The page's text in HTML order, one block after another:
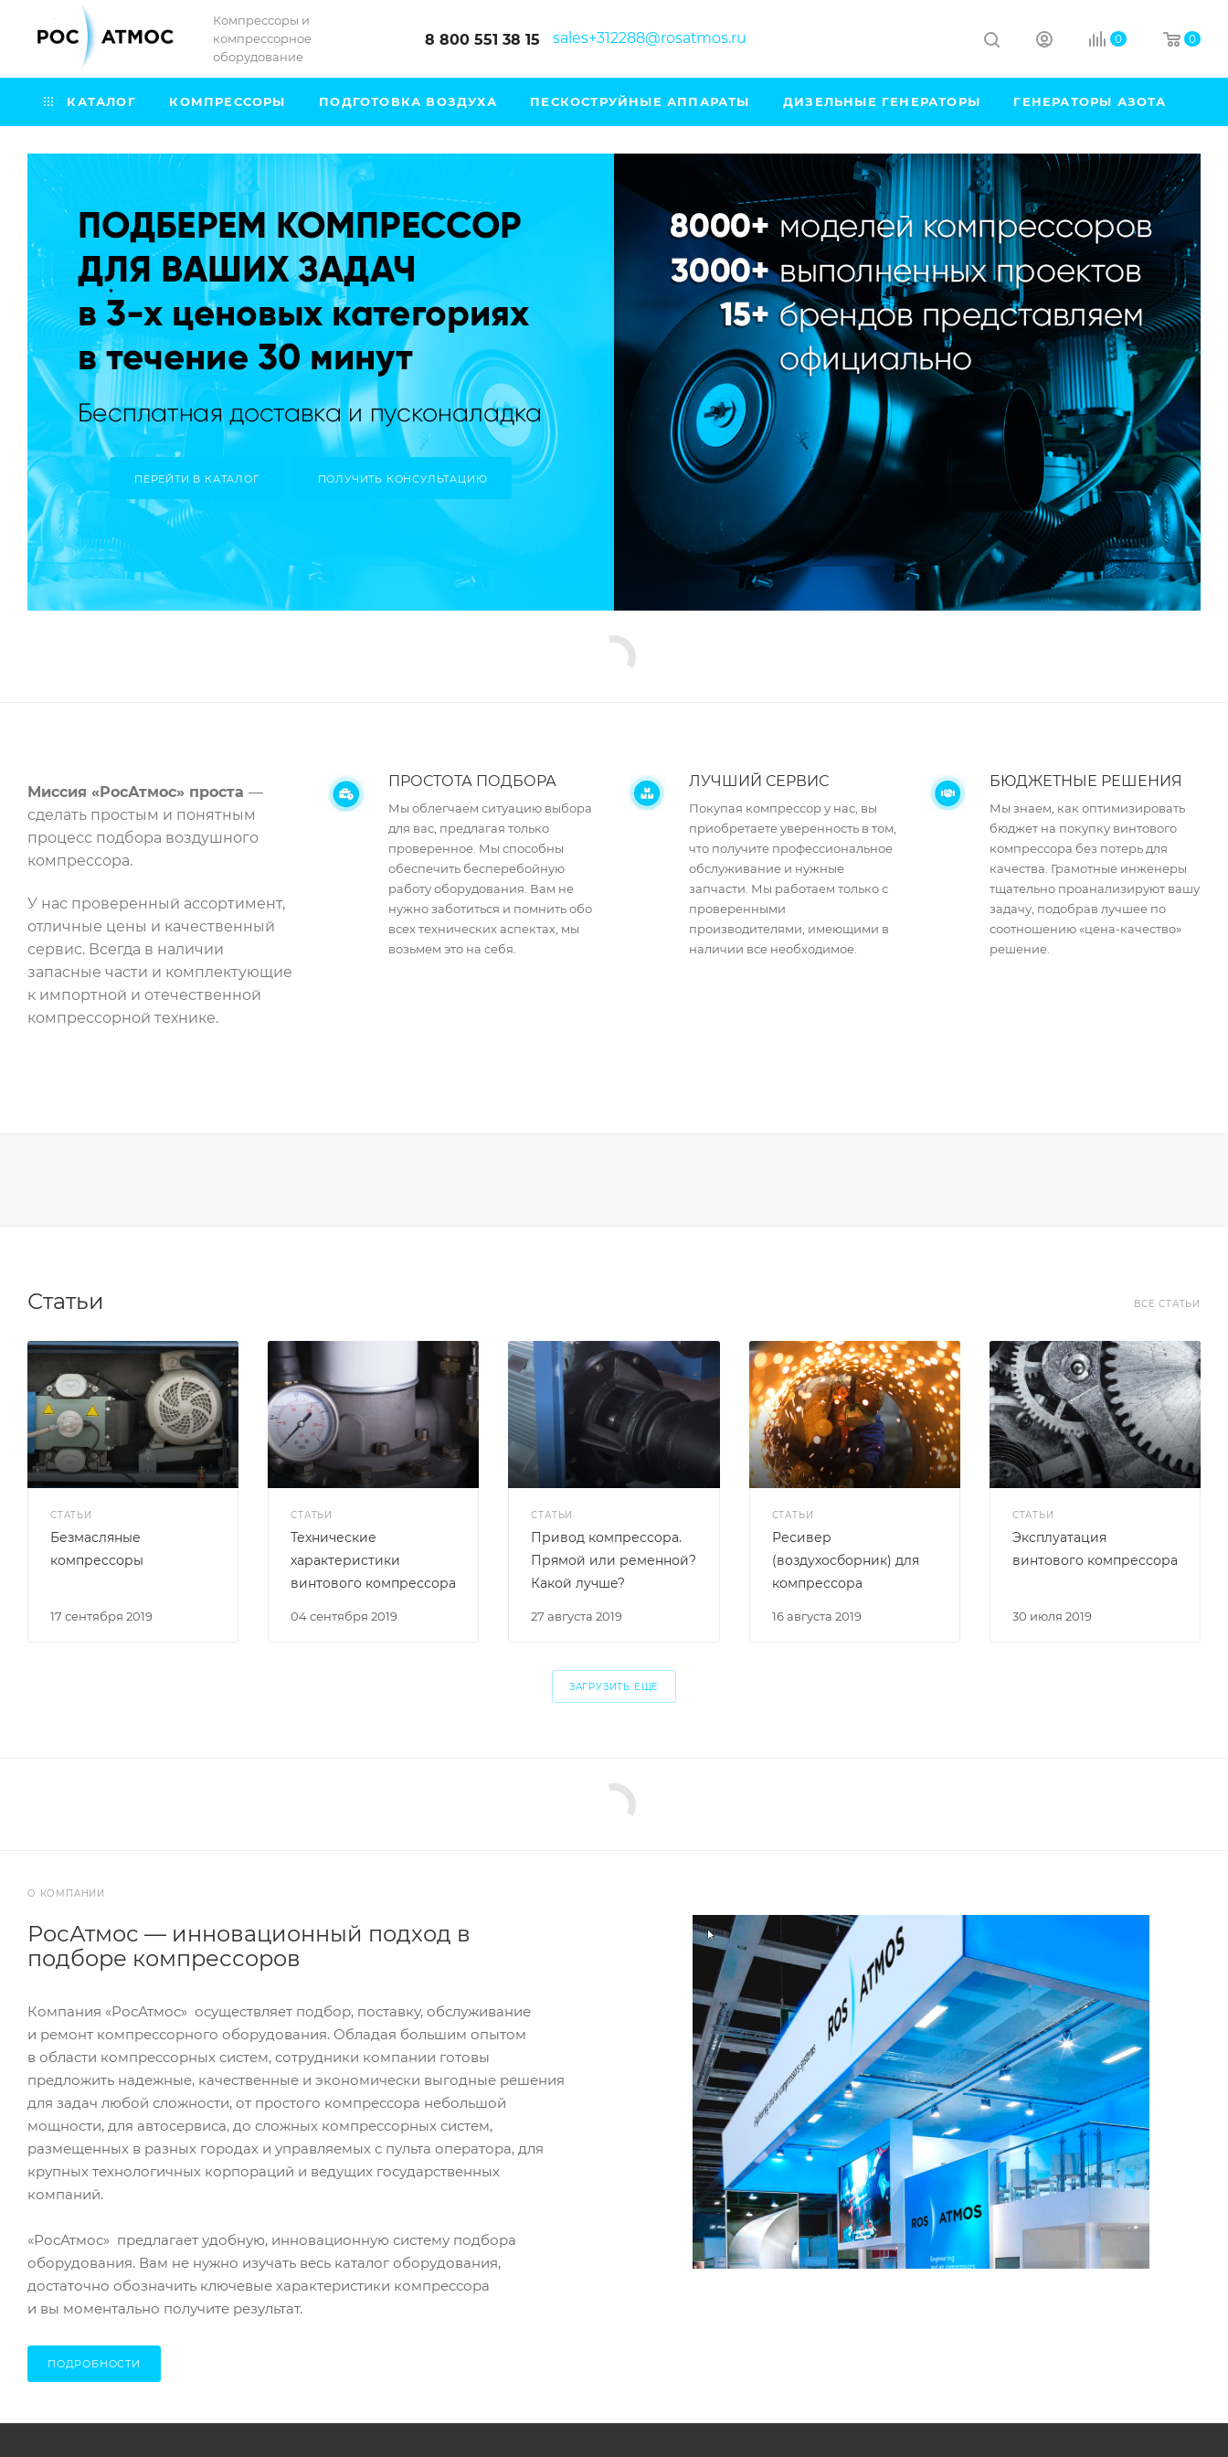
Компрессоры и
компрессорное
оборудование
8 800 551 38 15 sales+312288@rosatmos.ru 0 0
КАТАЛОГ КОМПРЕССОРЫ ПОДГОТОВКА ВОЗДУХА ПЕСКОСТРУЙНЫЕ АППАРАТЫ ДИЗЕЛЬНЫЕ ГЕНЕРАТОРЫ ГЕНЕРАТОРЫ АЗОТА
.
ПЕРЕЙТИ В КАТАЛОГ ПОЛУЧИТЬ КОНСУЛЬТАЦИЮ
Миссия «РосАтмос» проста —
сделать простым и понятным
процесс подбора воздушного
компрессора.
У нас проверенный ассортимент,
отличные цены и качественный
сервис. Всегда в наличии
запасные части и комплектующие
к импортной и отечественной
компрессорной технике.
ПРОСТОТА ПОДБОРА
Мы облегчаем ситуацию выбора
для вас, предлагая только
проверенное. Мы способны
обеспечить бесперебойную
работу оборудования. Вам не
нужно заботиться и помнить обо
всех технических аспектах, мы
возьмем это на себя.
ЛУЧШИЙ СЕРВИС
Покупая компрессор у нас, вы
приобретаете уверенность в том,
что получите профессиональное
обслуживание и нужные
запчасти. Мы работаем только с
проверенными
производителями, имеющими в
наличии все необходимое.
БЮДЖЕТНЫЕ РЕШЕНИЯ
Мы знаем, как оптимизировать
бюджет на покупку винтового
компрессора без потерь для
качества. Грамотные инженеры
тщательно проанализируют вашу
задачу, подобрав лучшее по
соотношению «цена-качество»
решение.
Статьи ВСЕ СТАТЬИ
СТАТЬИ
17 сентября 2019
Безмасляные
компрессоры
СТАТЬИ
04 сентября 2019
Технические
характеристики
винтового компрессора
СТАТЬИ
27 августа 2019
Привод компрессора.
Прямой или ременной?
Какой лучше?
СТАТЬИ
16 августа 2019
Ресивер
(воздухосборник) для
компрессора
СТАТЬИ
30 июля 2019
Эксплуатация
винтового компрессора
ЗАГРУЗИТЬ ЕЩЕ
О КОМПАНИИ
РосАтмос — инновационный подход в
подборе компрессоров
Компания «РосАтмос» осуществляет подбор, поставку, обслуживание
и ремонт компрессорного оборудования. Обладая большим опытом
в области компрессорных систем, сотрудники компании готовы
предложить надежные, качественные и экономически выгодные решения
для задач любой сложности, от простого компрессора небольшой
мощности, для автосервиса, до сложных компрессорных систем,
размещенных в разных городах и управляемых с пульта оператора, для
крупных технологичных корпораций и ведущих государственных
компаний.
«РосАтмос» предлагает удобную, инновационную систему подбора
оборудования. Вам не нужно изучать весь каталог оборудования,
достаточно обозначить ключевые характеристики компрессора
и вы моментально получите результат.
ПОДРОБНОСТИ